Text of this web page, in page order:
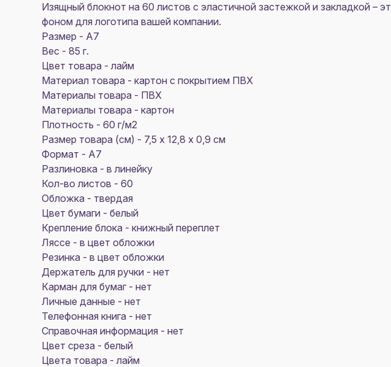
Изящный блокнот на 60 листов с эластичной застежкой и закладкой
фоном для логотипа вашей компании.
Размер - A7
Вес - 85 г.
Цвет товара - лайм
Материал товара - картон с покрытием ПВХ
Материалы товара - ПВХ
Материалы товара - картон
Плотность - 60 г/м2
Размер товара (см) - 7,5 х 12,8 х 0,9 см
Формат - A7
Разлиновка - в линейку
Кол-во листов - 60
Обложка - твердая
Цвет бумаги - белый
Крепление блока - книжный переплет
Ляссе - в цвет обложки
Резинка - в цвет обложки
Держатель для ручки - нет
Карман для бумаг - нет
Личные данные - нет
Телефонная книга - нет
Справочная информация - нет
Цвет среза - белый
Цвета товара - лайм